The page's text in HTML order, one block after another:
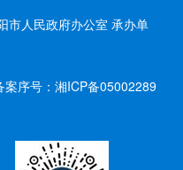
市人民政府办公室 承办单
案序号：湘ICP备05002289